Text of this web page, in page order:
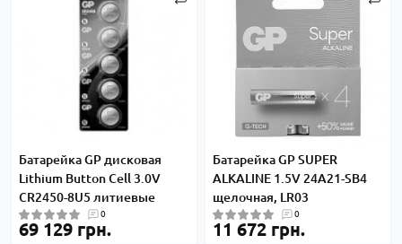
Батарейка GP дисковая
Lithium Button Cell 3.0V
CR2450-8U5 литиевые
0
69 129 грн.
Батарейка GP SUPER
ALKALINE 1.5V 24A21-SB4
щелочная, LR03
0
11 672 грн.